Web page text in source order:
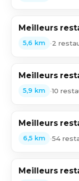
Meilleurs
5,6 km •2
Meilleurs
5,9 km •10
Meilleurs
6,5 km •54
Meilleurs